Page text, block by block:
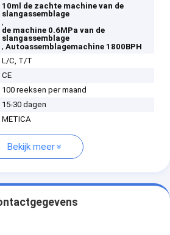
10ml de zachte machine van de
slangassemblage
,
de machine 0.6MPa van de
slangassemblage
,Autoassemblagemachine 1800BPH
L/C, T/T
CE
100 reeksen per maand
15-30 dagen
METICA
Bekijk meer